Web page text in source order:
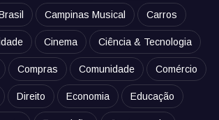
Campinas Musical Carros
Cinema Ciência & Tecnologia
Compras Comunidade Comércio
Direito Economia Educação